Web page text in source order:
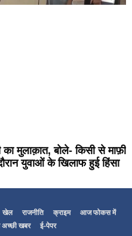
का मुलाक़ात, बोले- किसी से माफ़ी
युवाओं के खिलाफ हुई हिंसा
खेल राजनीति क्राइम
आज फोकस में
खबर ई-पेपर